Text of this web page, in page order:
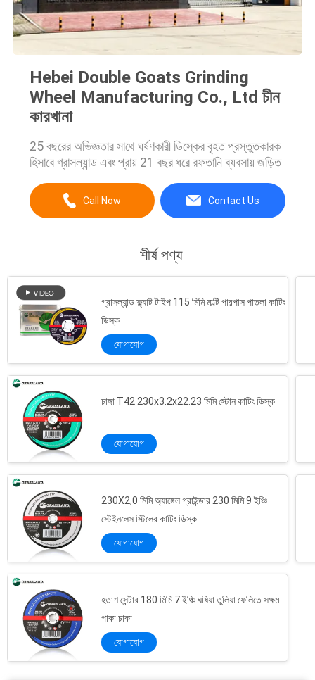
Hebei Double Goats Grinding
Wheel Manufacturing Co., Ltd চীন
কারখানা
25 বছরের অভিজ্ঞতার সাথে ঘর্ষণকারী ডিস্কের বৃহত প্রস্তুতকারক
হিসাবে গ্রাসল্যান্ড এবং প্রায় 21 বছর ধরে রফতানি ব্যবসায় জড়িত
Call Now Contact Us
শীর্ষ পণ্য
গ্রাসল্যান্ড ফ্ল্যাট টাইপ 115 মিমি মাল্টি পারপাস পাতলা কাটিং
ডিস্ক
যোগাযোগ
চাঙ্গা T42 230x3.2x22.23 মিমি স্টোন কাটিং ডিস্ক
যোগাযোগ
230X2,0 মিমি অ্যাঙ্গেল গ্রাইন্ডার 230 মিমি 9 ইঞ্চি
স্টেইনলেস স্টিলের কাটিং ডিস্ক
যোগাযোগ
হতাশ সেন্টার 180 মিমি 7 ইঞ্চি ঘষিয়া তুলিয়া ফেলিতে সক্ষম
পাকা চাকা
যোগাযোগ
115 মিমি জিরকোনিয়া অ্যালুমিনিয়াম স্টেইনলেস স্টিল পোলিশ মেটাল ফ্ল্যাপ ডিস্ক
স্টেইনলেস স্টিল 115 মিমি জিরকোনিয়া অ্যালুমিনিয়াম ফ্ল্যাপ স্যান্ডিং ডিস্ক